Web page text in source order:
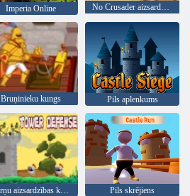
Imperia Online No Crusader aizsardzība
Bruņinieku kungs Pils aplenkums
Torņu aizsardzības karalis Pils skrējiens